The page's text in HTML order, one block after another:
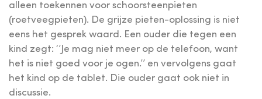
alleen toekennen voor schoorsteenpieten
(roetveegpieten). De grijze pieten-oplossing is niet
eens het gesprek waard. Een ouder die tegen een
kind zegt: ‘’Je mag niet meer op de telefoon, want
het is niet goed voor je ogen.’’ en vervolgens gaat
het kind op de tablet. Die ouder gaat ook niet in
discussie.